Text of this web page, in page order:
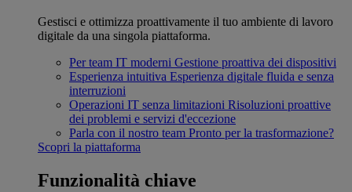
Gestisci e ottimizza proattivamente il tuo ambiente di lavoro
digitale da una singola piattaforma.
Per team IT moderni Gestione proattiva dei dispositivi
Esperienza intuitiva Esperienza digitale fluida e senza
interruzioni
Operazioni IT senza limitazioni Risoluzioni proattive
dei problemi e servizi d'eccezione
Parla con il nostro team Pronto per la trasformazione?
Scopri la piattaforma
Funzionalità chiave